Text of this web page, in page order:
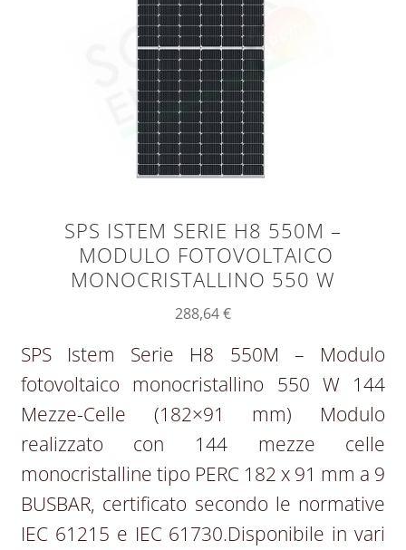
SPS ISTEM SERIE H8 550M –
MODULO FOTOVOLTAICO
MONOCRISTALLINO 550 W
288,64€
SPS Istem Serie H8 550M – Modulo
fotovoltaico monocristallino 550 W 144
Mezze-Celle (182×91 mm) Modulo
realizzato con 144 mezze celle
monocristalline tipo PERC 182 x 91 mm a 9
BUSBAR, certificato secondo le normative
IEC 61215 e IEC 61730.Disponibile in vari